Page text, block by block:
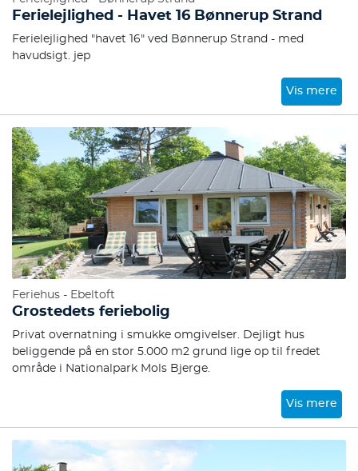
Ferielejlighed - Havet 16 Bønnerup Strand
Ferielejlighed "havet 16" ved Bønnerup Strand - med
havudsigt. jep
Vis mere
Feriehus - Ebeltoft
Grostedets feriebolig
Privat overnatning i smukke omgivelser. Dejligt hus
beliggende på en stor 5.000 m2 grund lige op til fredet
område i Nationalpark Mols Bjerge.
Vis mere